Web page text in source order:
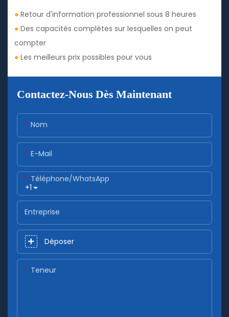
● Retour d'information professionnel sous 8 heures
● Des capacités complètes sur lesquelles on peut
compter
● Les meilleurs prix possibles pour vous
Contactez-Nous Dès Maintenant
Nom
E-Mail
+1
Téléphone/WhatsApp
Entreprise
Déposer
Teneur